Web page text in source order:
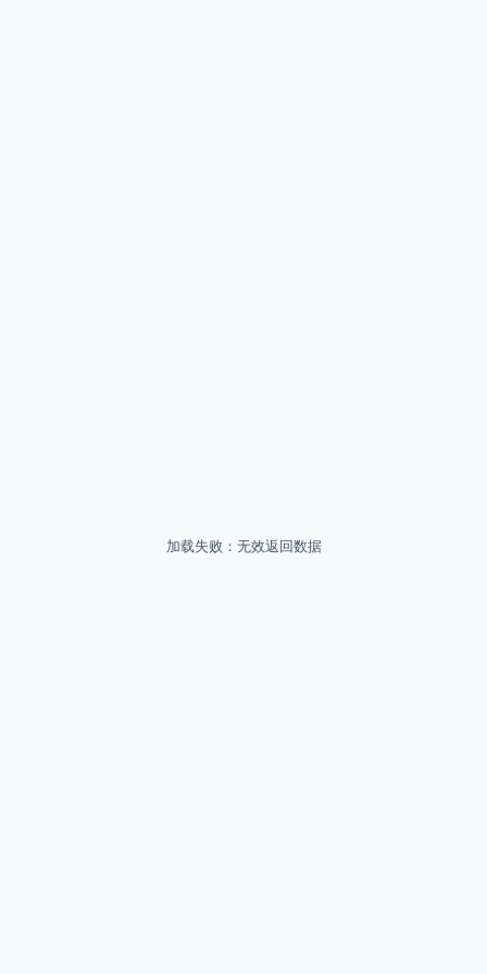
加载失败：无效返回数据